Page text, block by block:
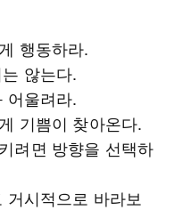
행동하라.
않는다.
어울려라.
기쁨이 찾아온다.
려면 방향을 선택하
시적으로 바라보